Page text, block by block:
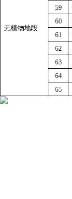
无植物地段
59
60
61
62
63
64
65